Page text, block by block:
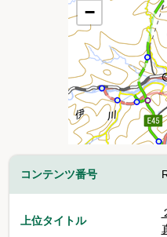
−
コンテンツ番号
上位タイトル